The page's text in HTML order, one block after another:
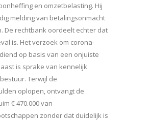
en omzetbelasting. Hij
melding van betalingsonmacht
De rechtbank oordeelt echter dat
is. Het verzoek om corona-
op basis van een onjuiste
is sprake van kennelijk
Terwijl de
oplopen, ontvangt de
€ 470.000 van
zonder dat duidelijk is